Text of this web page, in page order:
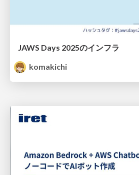
JAWS Days 2025のインフラ
komakichi